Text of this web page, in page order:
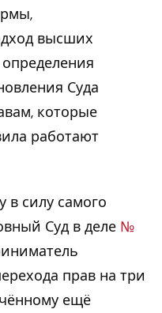
высших
Суда
которые
работают
в силу самого
Суд в деле №
прав на три
ещё